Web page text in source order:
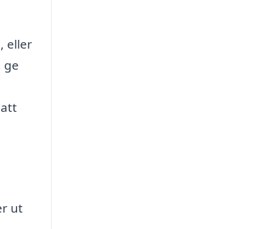
eller
ge
ut